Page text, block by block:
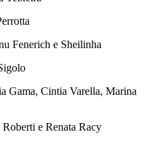
Fenerich e Sheilinha
Gama, Cintia Varella, Marina
e Renata Racy